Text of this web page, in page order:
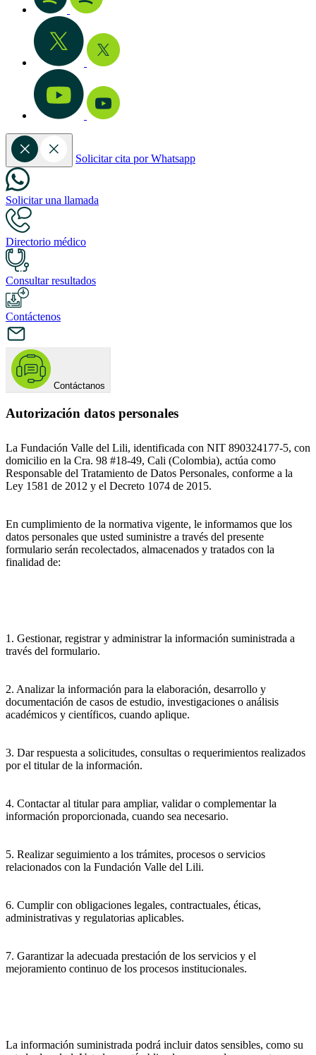
Solicitar cita por Whatsapp
Solicitar una llamada
Directorio médico
Consultar resultados
Contáctenos
Contáctanos
Autorización datos personales
La Fundación Valle del Lili, identificada con NIT 890324177-5, con
domicilio en la Cra. 98 #18-49, Cali (Colombia), actúa como
Responsable del Tratamiento de Datos Personales, conforme a la
Ley 1581 de 2012 y el Decreto 1074 de 2015.
En cumplimiento de la normativa vigente, le informamos que los
datos personales que usted suministre a través del presente
formulario serán recolectados, almacenados y tratados con la
finalidad de:
1. Gestionar, registrar y administrar la información suministrada a
través del formulario.
2. Analizar la información para la elaboración, desarrollo y
documentación de casos de estudio, investigaciones o análisis
académicos y científicos, cuando aplique.
3. Dar respuesta a solicitudes, consultas o requerimientos realizados
por el titular de la información.
4. Contactar al titular para ampliar, validar o complementar la
información proporcionada, cuando sea necesario.
5. Realizar seguimiento a los trámites, procesos o servicios
relacionados con la Fundación Valle del Lili.
6. Cumplir con obligaciones legales, contractuales, éticas,
administrativas y regulatorias aplicables.
7. Garantizar la adecuada prestación de los servicios y el
mejoramiento continuo de los procesos institucionales.
La información suministrada podrá incluir datos sensibles, como su